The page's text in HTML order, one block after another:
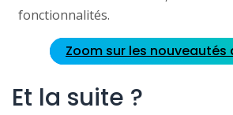
fonctionnalités.
Zoom sur les
Et la suite ?